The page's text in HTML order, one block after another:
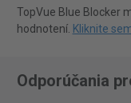
TopVue Blue Blocker
hodnotení. Kliknite
Odporúčania